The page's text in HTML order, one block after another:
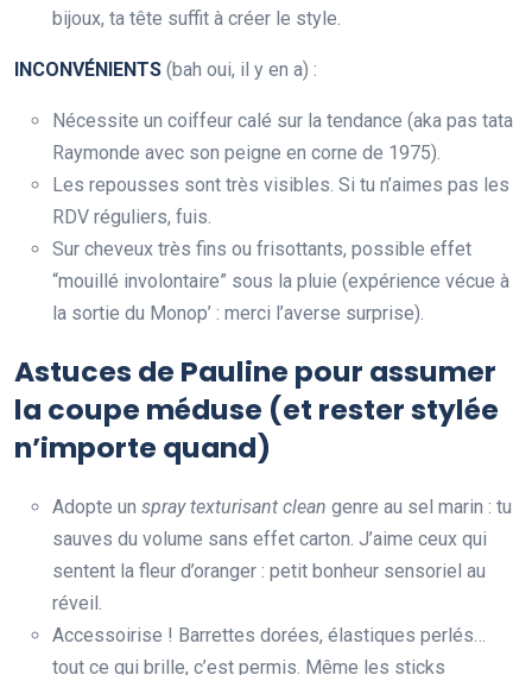
bijoux, ta tête suffit à créer le style.
INCONVÉNIENTS (bah oui, il y en a) :
Nécessite un coiffeur calé sur la tendance (aka pas tata
Raymonde avec son peigne en corne de 1975).
Les repousses sont très visibles. Si tu n’aimes pas les
RDV réguliers, fuis.
Sur cheveux très fins ou frisottants, possible effet
“mouillé involontaire” sous la pluie (expérience vécue à
la sortie du Monop’ : merci l’averse surprise).
Astuces de Pauline pour assumer
la coupe méduse (et rester stylée
n’importe quand)
Adopte un spray texturisant clean genre au sel marin : tu
sauves du volume sans effet carton. J’aime ceux qui
sentent la fleur d’oranger : petit bonheur sensoriel au
réveil.
Accessoirise ! Barrettes dorées, élastiques perlés…
tout ce qui brille, c’est permis. Même les sticks